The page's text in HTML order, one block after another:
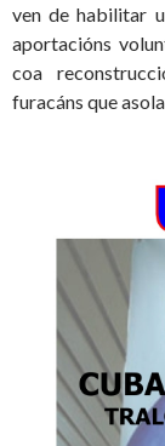
ven de habilitar
aportacións
coa
furacáns que